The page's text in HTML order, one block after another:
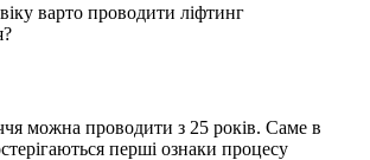
варто проводити ліфтинг
можна проводити з 25 років. Саме в
перші ознаки процесу